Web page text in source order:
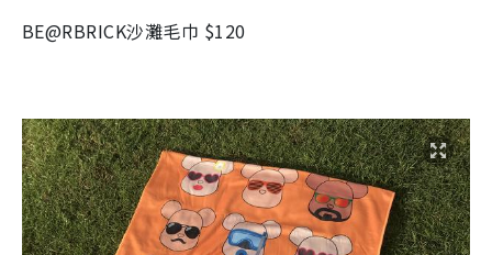
BE@RBRICK沙灘毛巾 $120